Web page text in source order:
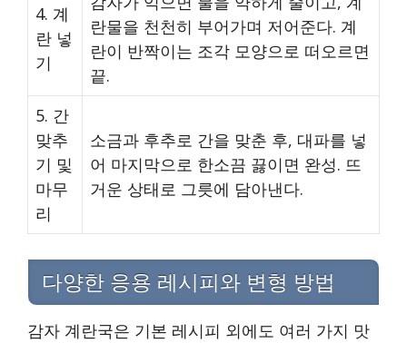
4. 계
란 넣
기
란물을 천천히 부어가며 저어준다. 계
란이 반짝이는 조각 모양으로 떠오르면
끝.
5. 간
맞추
기 및
마무
리
소금과 후추로 간을 맞춘 후, 대파를 넣
어 마지막으로 한소끔 끓이면 완성. 뜨
거운 상태로 그릇에 담아낸다.
다양한 응용 레시피와 변형 방법
감자 계란국은 기본 레시피 외에도 여러 가지 맛